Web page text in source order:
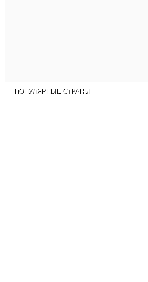
ПОПУЛЯРНЫЕ СТРАНЫ